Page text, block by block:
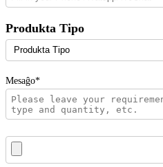
Produkta Tipo
Mesaĝo*